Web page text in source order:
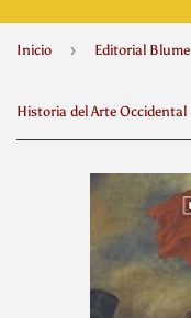
Inicio › Editorial Blume
Historia del Arte Occidental